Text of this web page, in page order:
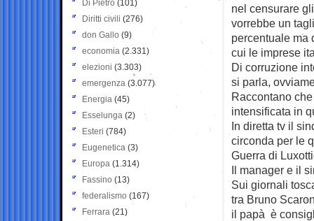
nel censurare
vorrebbe un
percentuale ma
cui le imprese
Di corruzione
si parla,
Raccontano
intensificata in
In diretta tv il
circonda per le
Guerra di
Il manager e il
Sui giornali
tra Bruno
il papà è
Di Pietro (101)
Diritti civili (276)
don Gallo (9)
economia (2.331)
elezioni (3.303)
emergenza (3.077)
Energia (45)
Esselunga (2)
Esteri (784)
Eugenetica (3)
Europa (1.314)
Fassino (13)
federalismo (167)
Ferrara (21)